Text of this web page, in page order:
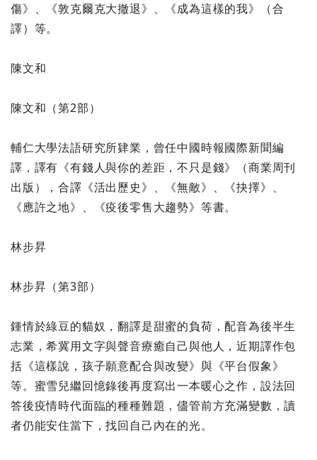
傷》、《敦克爾克大撤退》、《成為這樣的我》（合
譯）等。
陳文和
陳文和（第2部）
輔仁大學法語研究所肄業，曾任中國時報國際新聞編
譯，譯有《有錢人與你的差距，不只是錢》（商業周刊
出版），合譯《活出歷史》、《無敵》、《抉擇》、
《應許之地》、《疫後零售大趨勢》等書。
林步昇
林步昇（第3部）
鍾情於綠豆的貓奴，翻譯是甜蜜的負荷，配音為後半生
志業，希冀用文字與聲音療癒自己與他人，近期譯作包
括《這樣說，孩子願意配合與改變》與《平台假象》
等。蜜雪兒繼回憶錄後再度寫出一本暖心之作，設法回
答後疫情時代面臨的種種難題，儘管前方充滿變數，讀
者仍能安住當下，找回自己內在的光。